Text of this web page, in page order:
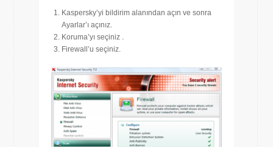
Kaspersky’yi bildirim alanından açın ve sonra
Ayarlar’ı açınız.
Koruma’yı seçiniz .
Firewall’u seçiniz.